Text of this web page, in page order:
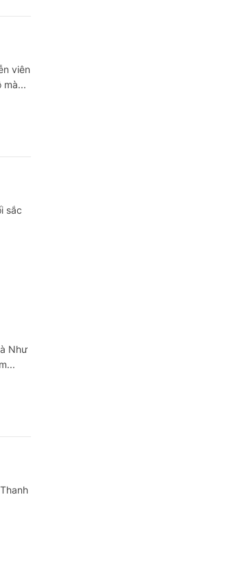
viên
mà...
sắc
Như